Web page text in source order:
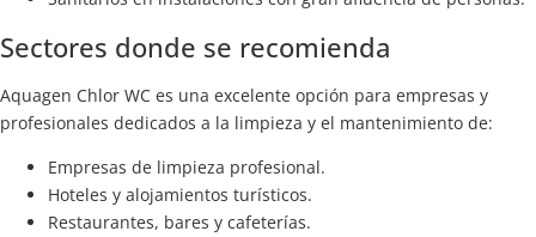
Sectores donde se recomienda
Aquagen Chlor WC es una excelente opción para empresas y
profesionales dedicados a la limpieza y el mantenimiento de:
Empresas de limpieza profesional.
Hoteles y alojamientos turísticos.
Restaurantes, bares y cafeterías.